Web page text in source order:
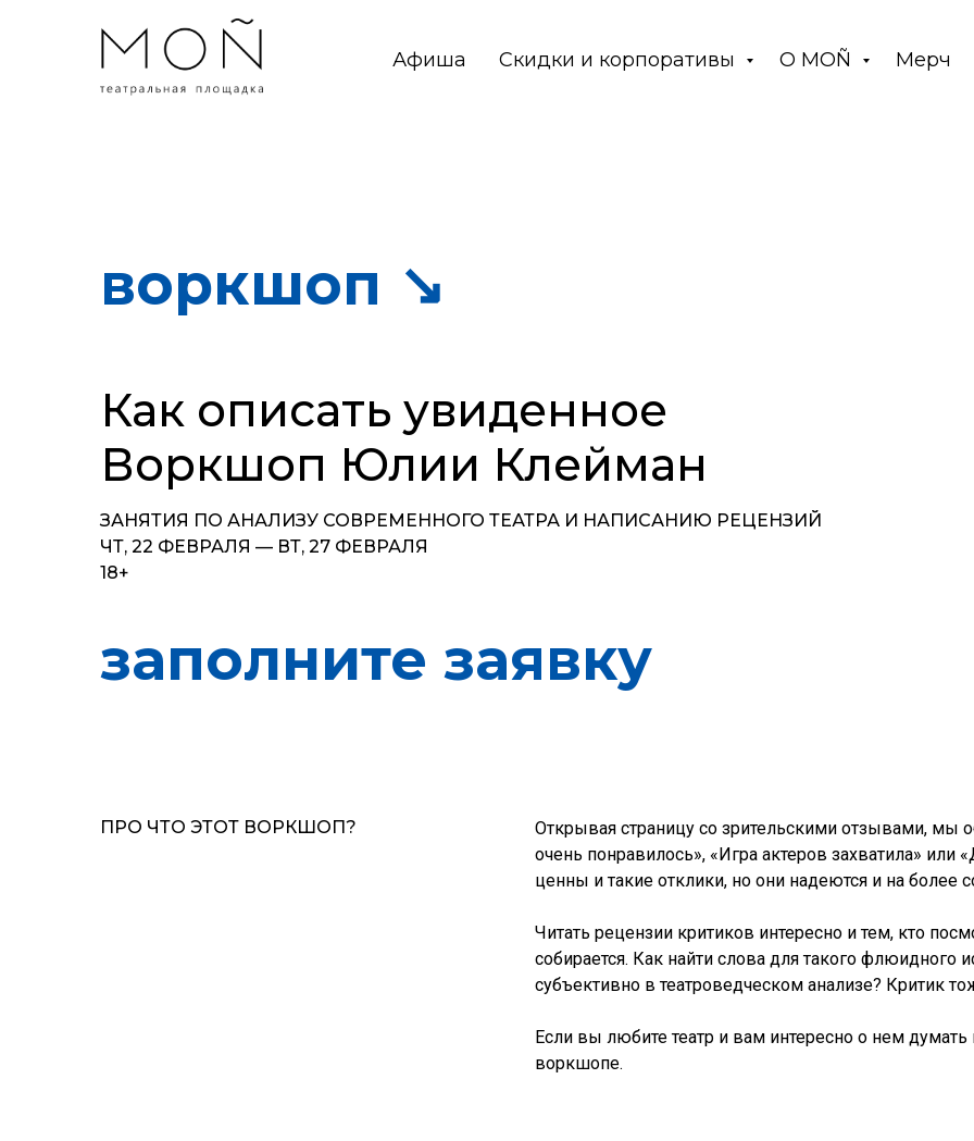
Афиша Скидки и корпоративы О MOÑ Мерч
воркшоп ↘
Как описать увиденное
Воркшоп Юлии Клейман
ЗАНЯТИЯ ПО АНАЛИЗУ СОВРЕМЕННОГО ТЕАТРА И НАПИСАНИЮ РЕЦЕНЗИЙ
ЧТ, 22 ФЕВРАЛЯ — ВТ, 27 ФЕВРАЛЯ
18+
заполните заявку
ПРО ЧТО ЭТОТ ВОРКШОП?
Открывая страницу со зрительскими отзывами,
очень понравилось», «Игра актеров захватила» или
ценны и такие отклики, но они надеются и на более
Читать рецензии критиков интересно и тем, кто
собирается. Как найти слова для такого флюидного
субъективно в театроведческом анализе? Критик
Если вы любите театр и вам интересно о нем
воркшопе.